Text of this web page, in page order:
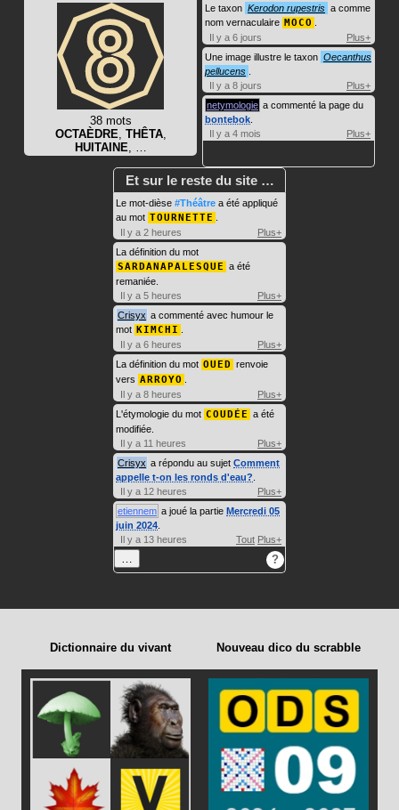
38 mots
OCTAÈDRE, THÊTA,
HUITAINE, …
Le taxon Kerodon rupestris a comme
nom vernaculaire MOCO
Il y a 6 jours
Plus+
Une image illustre le taxon Oecanthus
pellucens
Il y a 8 jours
Plus+
netymologie a commenté la page du
bontebok
Il y a 4 mois
Plus+
Et sur le reste du site …
Le mot-dièse #Théâtre a été appliqué
au mot TOURNETTE
Il y a 2 heures
Plus+
La définition du mot
SARDANAPALESQUE a été
remaniée.
Il y a 5 heures
Plus+
Crisyx a commenté avec humour le
mot KIMCHI
Il y a 6 heures
Plus+
La définition du mot OUED renvoie
vers ARROYO
Il y a 8 heures
Plus+
L'étymologie du mot COUDÉE a été
modifiée.
Il y a 11 heures
Plus+
Crisyx a répondu au sujet Comment
appelle t-on les ronds d'eau?
Il y a 12 heures
Plus+
etiennem a joué la partie Mercredi 05
juin 2024
Il y a 13 heures
Tout Plus+
… ?
Dictionnaire du vivant Nouveau dico du scrabble